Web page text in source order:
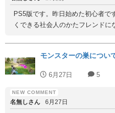
PS5版です。昨日始めた初心者で
くできる社会人のかたフレンドに
モンスターの巣につい
6月27日 5
名無しさん 6月27日